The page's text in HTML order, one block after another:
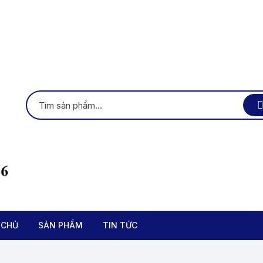
SẢN PHẨM TIN TỨC